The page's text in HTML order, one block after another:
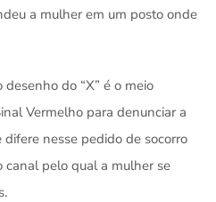
a mulher em um posto onde
do “X” é o meio
Vermelho para denunciar a
nesse pedido de socorro
canal pelo qual a mulher se